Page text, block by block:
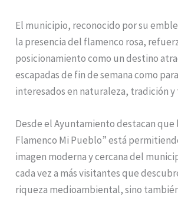
El municipio, reconocido por su
la presencia del flamenco rosa,
posicionamiento como un destino
escapadas de fin de semana como
interesados en naturaleza, tradición
Desde el Ayuntamiento destacan que
Flamenco Mi Pueblo” está
imagen moderna y cercana del
cada vez a más visitantes que
riqueza medioambiental, sino